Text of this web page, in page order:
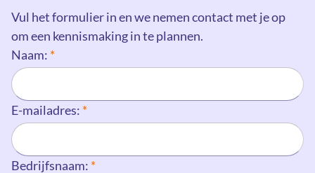
Vul het formulier in en we nemen contact met je op
om een kennismaking in te plannen.
Naam: *
E-mailadres: *
Bedrijfsnaam: *